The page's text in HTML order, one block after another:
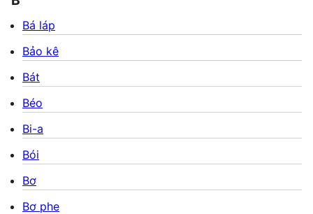
Bá láp
Bảo kê
Bát
Béo
Bi-a
Bói
Bơ
Bơ phe